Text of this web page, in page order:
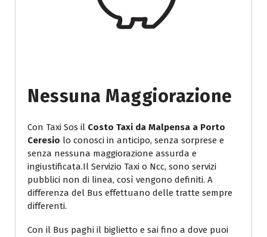
Nessuna Maggiorazione
Con Taxi Sos il Costo Taxi da Malpensa a Porto
Ceresio lo conosci in anticipo, senza sorprese e
senza nessuna maggiorazione assurda e
ingiustificata.Il Servizio Taxi o Ncc, sono servizi
pubblici non di linea, così vengono definiti. A
differenza del Bus effettuano delle tratte sempre
differenti.
Con il Bus paghi il biglietto e sai fino a dove puoi